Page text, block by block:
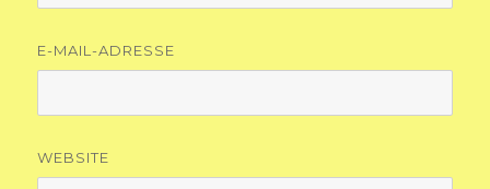
E-MAIL-ADRESSE
WEBSITE